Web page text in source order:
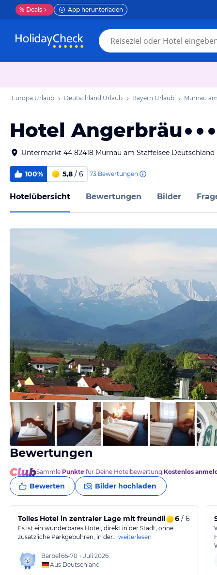
% Deals App herunterladen
Europa Urlaub Deutschland Urlaub Bayern Urlaub Murnau
Hotel Angerbräu
Untermarkt 44 82418 Murnau am Staffelsee Deutschland
100% 5,8 / 6 73 Bewertungen
Hotelübersicht Bewertungen Bilder
von Wilfried, Juli 2017
Bewertungen
Sammle Punkte für Deine Hotelbewertung.Kostenlos
Bewerten Bilder hochladen
Tolles Hotel in zentraler Lage mit freundlichem Service
6 / 6
Es ist ein wunderbares Hotel, direkt in der Stadt, ohne
zusätzliche Parkgebühren, in der… weiterlesen
Bärbel 66-70 • Juli 2026
Aus Deutschland